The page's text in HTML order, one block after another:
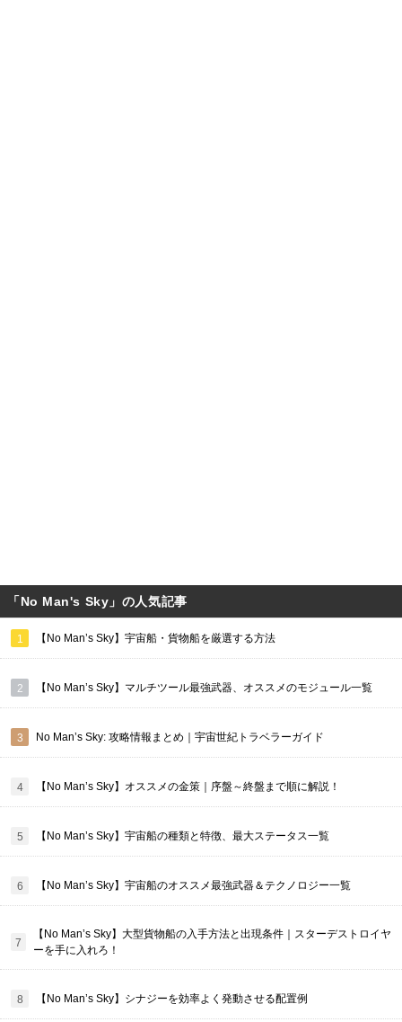
「No Man's Sky」の人気記事
【No Man’s Sky】宇宙船・貨物船を厳選する方法
【No Man’s Sky】マルチツール最強武器、オススメのモジュール一覧
No Man’s Sky: 攻略情報まとめ｜宇宙世紀トラベラーガイド
【No Man’s Sky】オススメの金策｜序盤～終盤まで順に解説！
【No Man’s Sky】宇宙船の種類と特徴、最大ステータス一覧
【No Man’s Sky】宇宙船のオススメ最強武器＆テクノロジー一覧
【No Man’s Sky】大型貨物船の入手方法と出現条件｜スターデストロイヤ
ーを手に入れろ！
【No Man’s Sky】シナジーを効率よく発動させる配置例